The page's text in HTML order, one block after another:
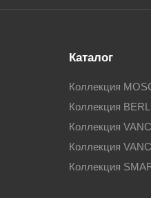
Каталог
Коллекция
Коллекция
Коллекция
Коллекция
Коллекция